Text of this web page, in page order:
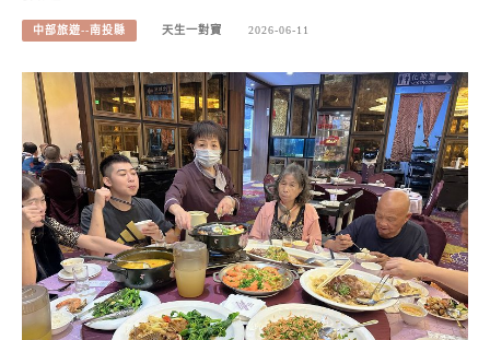
中部旅遊--南投縣 天生一對寶 2026-06-11